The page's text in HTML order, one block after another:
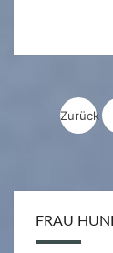
Zurück
FRAU